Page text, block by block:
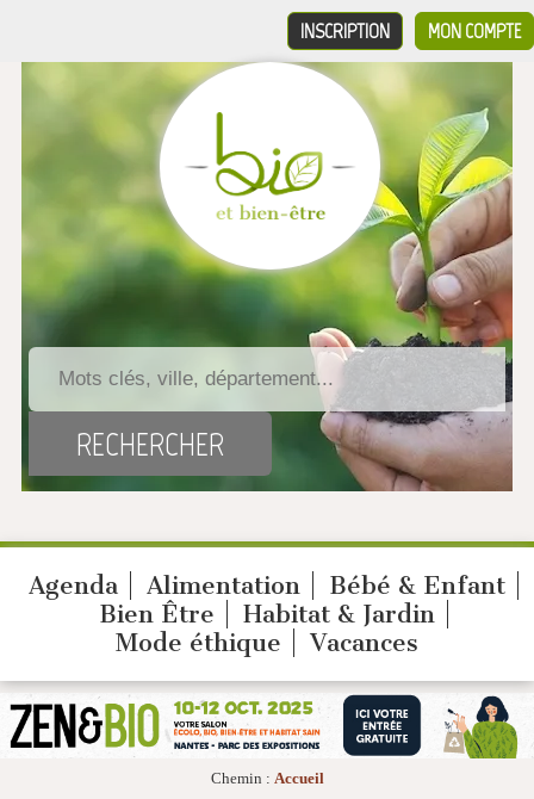
MON COMPTE
INSCRIPTION
Agenda Alimentation
Bébé & Enfant
Bien Être
Habitat & Jardin
Mode éthique
Vacances
Chemin : Accueil